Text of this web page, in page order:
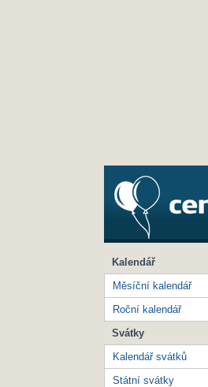
Kalendář
Měsíční kalendář
Roční kalendář
Svátky
Kalendář svátků
Státní svátky